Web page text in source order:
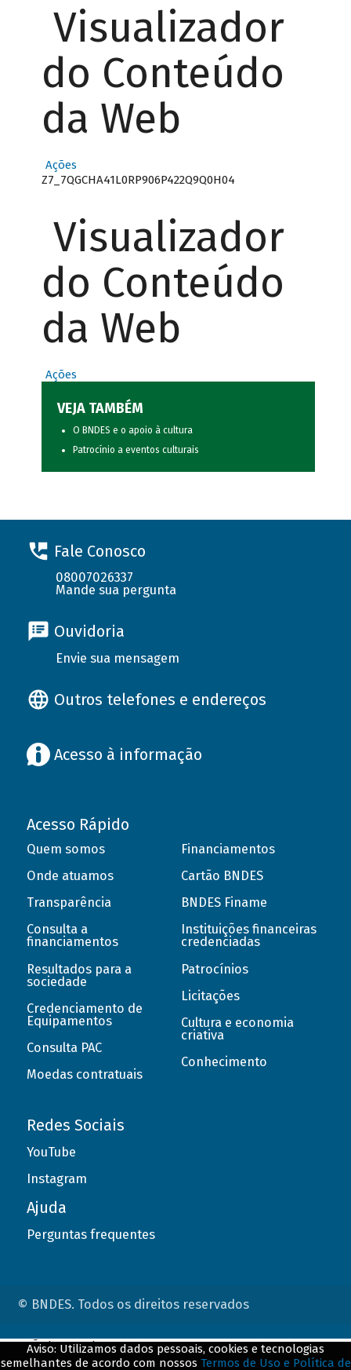
Visualizador
do Conteúdo
da Web
Ações
Z7_7QGCHA41L0RP906P422Q9Q0H04
Visualizador
do Conteúdo
da Web
Ações
VEJA TAMBÉM
O BNDES e o apoio à cultura
Patrocínio a eventos culturais
Fale Conosco
08007026337
Mande sua pergunta
Ouvidoria
Envie sua mensagem
Outros telefones e endereços
Acesso à informação
Acesso Rápido
Quem somos
Onde atuamos
Transparência
Consulta a
financiamentos
Resultados para a
sociedade
Credenciamento de
Equipamentos
Consulta PAC
Moedas contratuais
Financiamentos
Cartão BNDES
BNDES Finame
Instituições financeiras
credenciadas
Patrocínios
Licitações
Cultura e economia
criativa
Conhecimento
Redes Sociais
YouTube
Instagram
Ajuda
Perguntas frequentes
© BNDES. Todos os direitos reservados
Aviso: Utilizamos dados pessoais, cookies e tecnologias
semelhantes de acordo com nossos Termos de Uso e Política de
ConteÃºdo complementar